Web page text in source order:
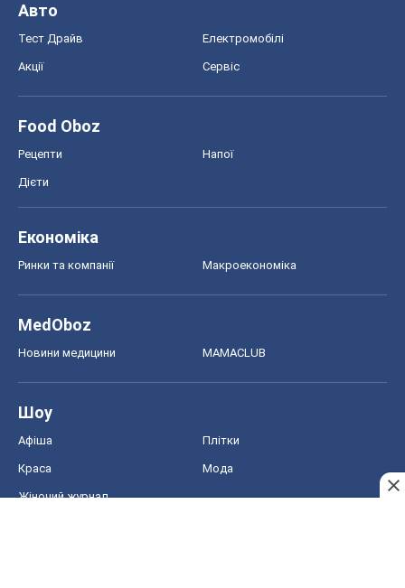
Авто
Тест Драйв Електромобілі
Акції Сервіс
Food Oboz
Рецепти Напої
Дієти
Економіка
Ринки та компанії Макроекономіка
MedOboz
Новини медицини MAMACLUB
Шоу
Афіша Плітки
Краса Мода
Жіночий журнал